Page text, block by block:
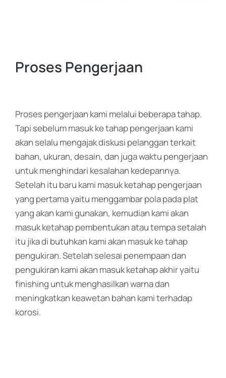
Proses Pengerjaan
Proses pengerjaan kami melalui beberapa tahap.
Tapi sebelum masuk ke tahap pengerjaan kami
akan selalu mengajak diskusi pelanggan terkait
bahan, ukuran, desain, dan juga waktu pengerjaan
untuk menghindari kesalahan kedepannya.
Setelah itu baru kami masuk ketahap pengerjaan
yang pertama yaitu menggambar pola pada plat
yang akan kami gunakan, kemudian kami akan
masuk ketahap pembentukan atau tempa setalah
itu jika di butuhkan kami akan masuk ke tahap
pengukiran. Setelah selesai penempaan dan
pengukiran kami akan masuk ketahap akhir yaitu
finishing untuk menghasilkan warna dan
meningkatkan keawetan bahan kami terhadap
korosi.